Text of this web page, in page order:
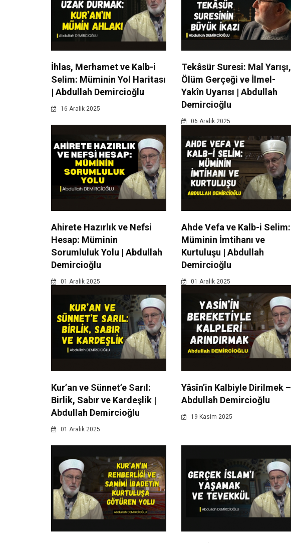
İhlas, Merhamet ve Kalb-i
Selim: Müminin Yol Haritası
| Abdullah Demircioğlu
16 Aralik 2025
Tekâsür Suresi: Mal Yarışı,
Ölüm Gerçeği ve İlmel-
Yakîn Uyarısı | Abdullah
Demircioğlu
06 Aralik 2025
Ahirete Hazırlık ve Nefsi
Hesap: Müminin
Sorumluluk Yolu | Abdullah
Demircioğlu
01 Aralik 2025
Ahde Vefa ve Kalb-i Selim:
Müminin İmtihanı ve
Kurtuluşu | Abdullah
Demircioğlu
01 Aralik 2025
Kur’an ve Sünnet’e Sarıl:
Birlik, Sabır ve Kardeşlik |
Abdullah Demircioğlu
01 Aralik 2025
Yâsîn’in Kalbiyle Dirilmek –
Abdullah Demircioğlu
19 Kasim 2025